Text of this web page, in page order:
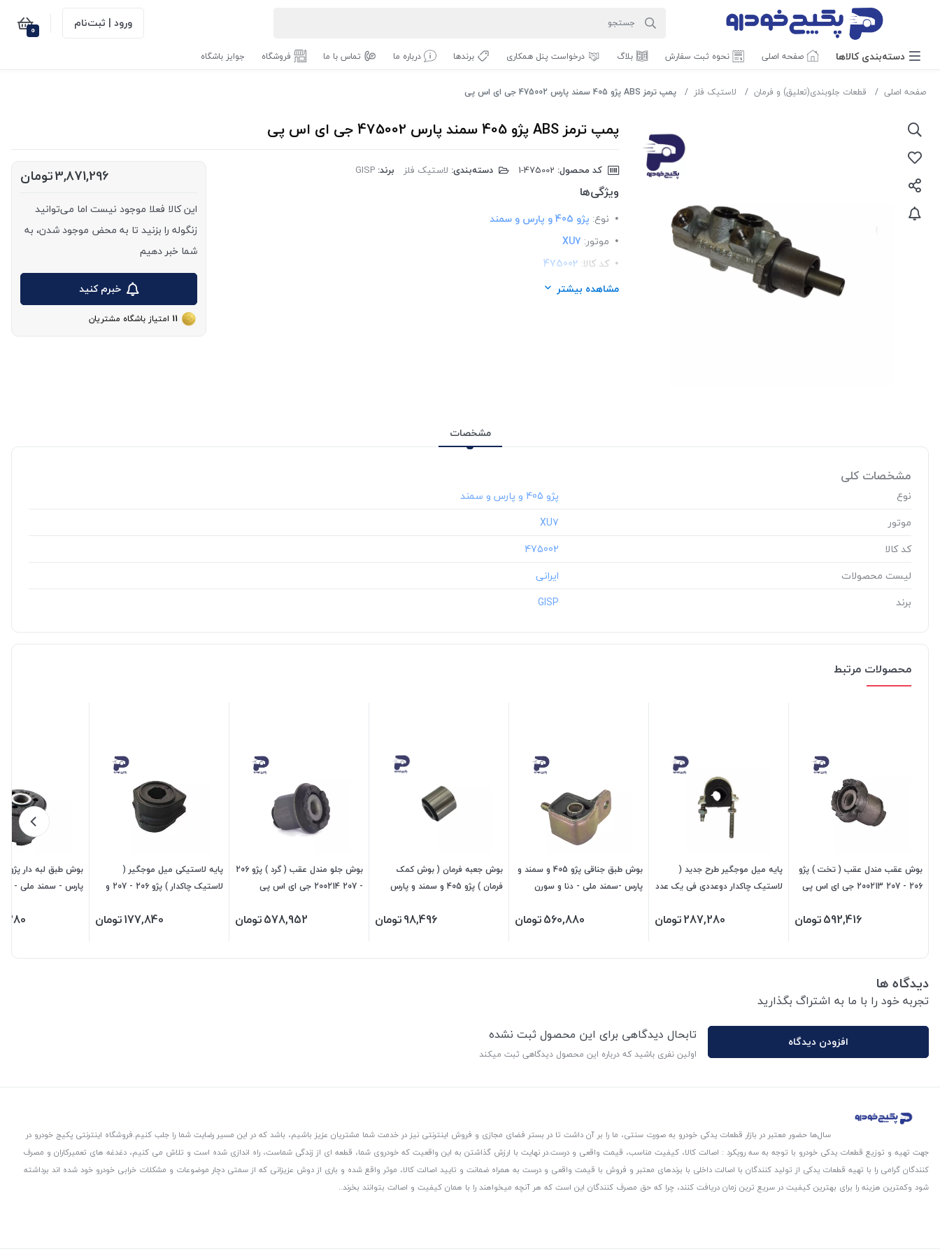
ورود | ثبت‌نام 0
دسته‌بندی‌ کالاها صفحه اصلی نحوه ثبت سفارش بلاگ درخواست پنل همکاری برندها درباره ما تماس با ما فروشگاه جوایز باشگاه
صفحه اصلی قطعات جلوبندی(تعلیق) و فرمان لاستیک فلز پمپ ترمز ABS پژو 405 سمند پارس 475002 جی ای اس پی
پمپ ترمز ABS پژو 405 سمند پارس 475002 جی ای اس پی
کد محصول: دسته‌بندی: لاستیک فلز برند: GISP
ویژگی‌ها
نوع: پژو 405 و پارس و سمند
موتور: XU7
کد کالا: 475002
لیست محصولات:
مشاهده بیشتر
3,871,296تومان
این کالا فعلا موجود نیست اما می‌توانید
زنگوله را بزنید تا به محض موجود شدن، به
شما خبر دهیم
خبرم کنید
11 امتیاز باشگاه مشتریان
مشخصات
مشخصات کلی
نوع
موتور
‎XU7
کد کالا
‎475002
لیست محصولات
برند
‎GISP
محصولات مرتبط
بوش عقب مندل عقب ( تخت ) پژو
206 - 207 200213 جی ای اس پی
592,416تومان
پایه میل موجگیر طرح جدید (
لاستیک چاکدار دوعددی فی یک عدد
287,280تومان
بوش طبق جناقی پژو 405 و سمند و
پارس -سمند ملی - دنا و سورن
560,880تومان
بوش جعبه فرمان ( بوش کمک
فرمان ) پژو 405 و سمند و پارس
98,496تومان
بوش جلو مندل عقب ( گرد ) پژو 206
- 207 200214 جی ای اس پی
578,952تومان
پایه لاستیکی میل موجگیر (
لاستیک چاکدار ) پژو 206 - 207 و
177,840تومان
پارس - سمند ملی -
دیدگاه ها
تجربه خود را با ما به اشتراگ بگذارید
افزودن دیدگاه تابحال دیدگاهی برای این محصول ثبت نشده
اولین نفری باشید که درباره این محصول دیدگاهی ثبت میکند
سال‌ها حضور معتبر در بازار قطعات یدکی خودرو به صورت سنتی، ما را بر آن داشت تا در بستر فضای مجازی و فروش اینترنتی نیز در خدمت شما مشتریان عزیز باشیم، باشد که در این مسیر رضایت شما را جلب کنیم.فروشگاه اینترنتی پکیج خودرو در
جهت تهیه و توزیع قطعات یدکی خودرو با توجه به سه رویکرد : اصالت کالا، کیفیت مناسب، قیمت واقعی و درست.در نهایت با ارزش گذاشتن به این واقعیت که خودروی شما، قطعه ای از زندگی شماست، راه اندازی شده است و تلاش می کنیم، دغدغه های تعمیرکاران و مصرف
کنندگان گرامی را با تهیه قطعات یدکی از تولید کنندگان با اصالت داخلی با برندهای معتبر و فروش با قیمت واقعی و درست به همراه ضمانت و تایید اصالت کالا، موثر واقع شده و باری از دوش عزیزانی که از سمتی دچار موضوعات و مشکلات خرابی خودرو خود شده اند برداشته
شود و‌کمترین هزینه را برای بهترین کیفیت در سریع ترین زمان دریافت کنند، چرا که حق مصرف کنندگان این است که هر آنچه میخواهند را با همان کیفیت و اصالت بتوانند بخرند..